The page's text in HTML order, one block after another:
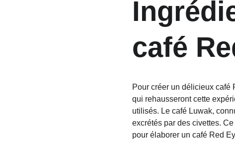
café
Pour créer un délicieux café
qui rehausseront cette
utilisés. Le café Luwak,
excrétés par des civettes.
pour élaborer un café Red